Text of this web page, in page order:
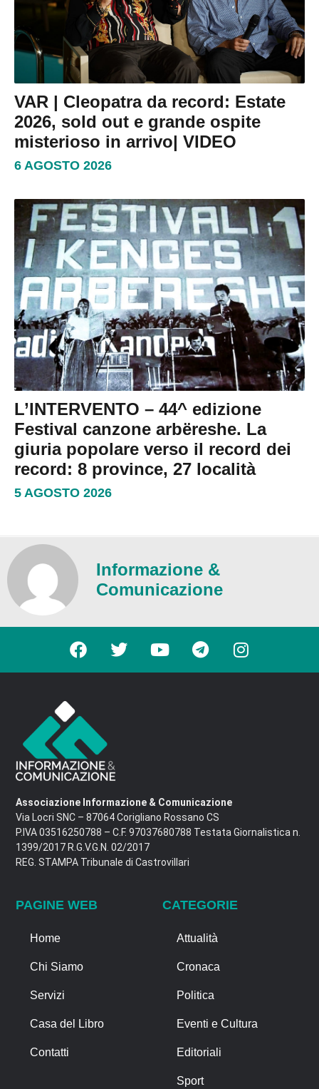
VAR | Cleopatra da record: Estate
2026, sold out e grande ospite
misterioso in arrivo| VIDEO
6 AGOSTO 2026
L’INTERVENTO – 44^ edizione
Festival canzone arbëreshe. La
giuria popolare verso il record dei
record: 8 province, 27 località
5 AGOSTO 2026
Informazione &
Comunicazione
Associazione Informazione & Comunicazione
Via Locri SNC – 87064 Corigliano Rossano CS
P.IVA 03516250788 – C.F. 97037680788 Testata Giornalistica n.
1399/2017 R.G.V.G.N. 02/2017
REG. STAMPA Tribunale di Castrovillari
PAGINE WEB
Home
Chi Siamo
Servizi
Casa del Libro
Contatti
CATEGORIE
Attualità
Cronaca
Politica
Eventi e Cultura
Editoriali
Sport